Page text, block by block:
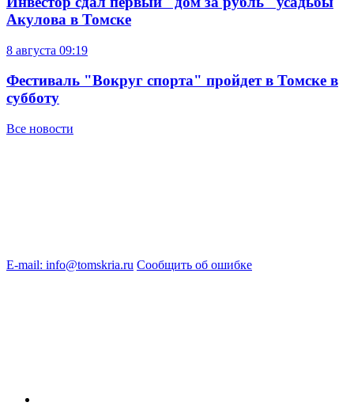
Акулова в Томске
8 августа 09:19
Фестиваль "Вокруг спорта" пройдет в Томске в
субботу
Все новости
E-mail: info@tomskria.ru Сообщить об ошибке